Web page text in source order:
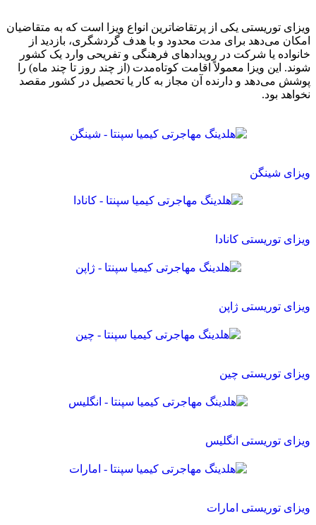
ویزای توریستی یکی از پرتقاضاترین انواع ویزا است که به متقاضیان
امکان می‌دهد برای مدت محدود و با هدف گردشگری، بازدید از
خانواده یا شرکت در رویدادهای فرهنگی و تفریحی وارد یک کشور
شوند. این ویزا معمولاً اقامت کوتاه‌مدت (از چند روز تا چند ماه) را
پوشش می‌دهد و دارنده آن مجاز به کار یا تحصیل در کشور مقصد
نخواهد بود.
ویزای شینگن
ویزای توریستی کانادا
ویزای توریستی ژاپن
ویزای توریستی چین
ویزای توریستی انگلیس
ویزای توریستی امارات